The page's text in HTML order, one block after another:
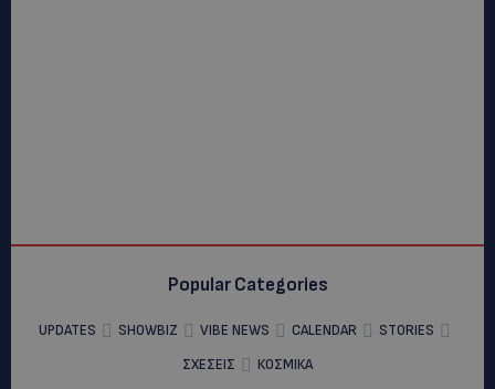
Popular Categories
UPDATES SHOWBIZ VIBE NEWS CALENDAR
STORIES
ΣΧΕΣΕΙΣ
ΚΟΣΜΙΚΑ